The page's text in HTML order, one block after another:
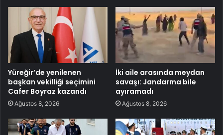
Yüreğir’de yenilenen
başkan vekilliği seçimini
Cafer Boyraz kazandı
Ağustos 8, 2026
İki aile arasında meydan
savaşı: Jandarma bile
ayıramadı
Ağustos 8, 2026